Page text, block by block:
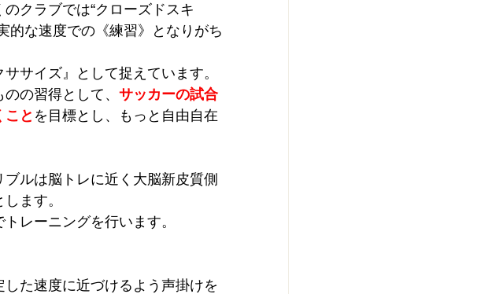
クラブでは“クローズドスキ
的な速度での《練習》となりがち
サイズ』として捉えています。
の習得として、 サッカーの試合
こと を目標とし、もっと自由自在
ルは脳トレに近く大脳新皮質側
ます。
レーニングを行います。
た速度に近づけるよう声掛けを